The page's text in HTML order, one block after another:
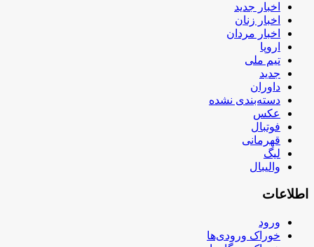
اخبار جدید
اخبار زنان
اخبار مردان
اروپا
تیم ملی
جدید
داوران
دسته‌بندی نشده
عکس
فوتبال
قهرمانی
لیگ
والیبال
اطلاعات
ورود
خوراک ورودی‌ها